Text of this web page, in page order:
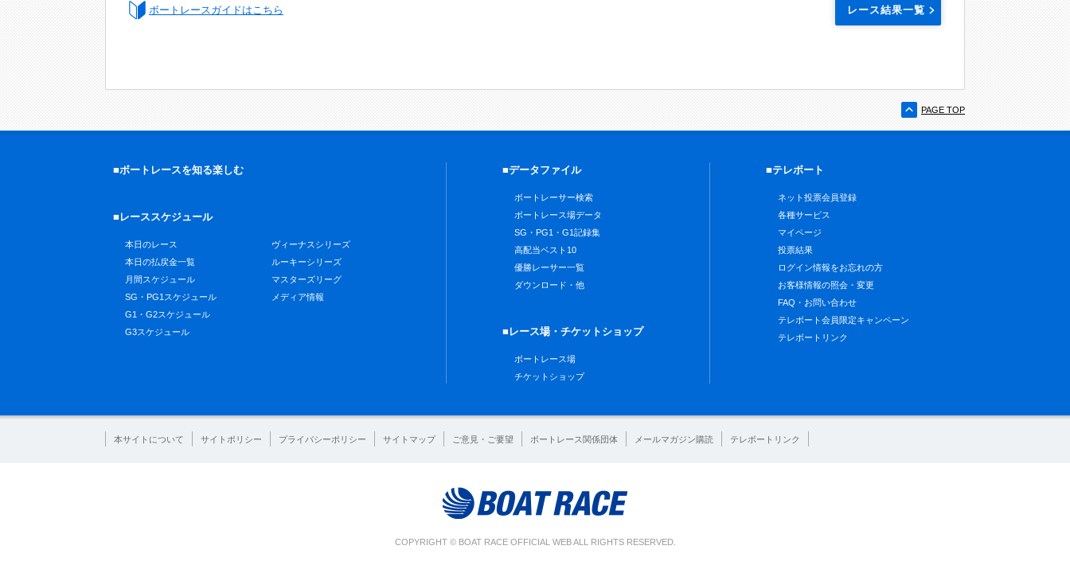
ボートレースガイドはこちら レース結果一覧
PAGE TOP
■ボートレースを知る楽しむ
■レーススケジュール
本日のレース
本日の払戻金一覧
月間スケジュール
SG・PG1スケジュール
G1・G2スケジュール
G3スケジュール
ヴィーナスシリーズ
ルーキーシリーズ
マスターズリーグ
メディア情報
■データファイル
ボートレーサー検索
ボートレース場データ
SG・PG1・G1記録集
高配当ベスト10
優勝レーサー一覧
ダウンロード・他
■レース場・チケットショップ
ボートレース場
チケットショップ
■テレボート
ネット投票会員登録
各種サービス
マイページ
投票結果
ログイン情報をお忘れの方
お客様情報の照会・変更
FAQ・お問い合わせ
テレボート会員限定キャンペーン
テレボートリンク
本サイトについて サイトポリシー プライバシーポリシー サイトマップ ご意見・ご要望 ボートレース関係団体 メールマガジン購読 テレボートリンク
COPYRIGHT © BOAT RACE OFFICIAL WEB ALL RIGHTS RESERVED.